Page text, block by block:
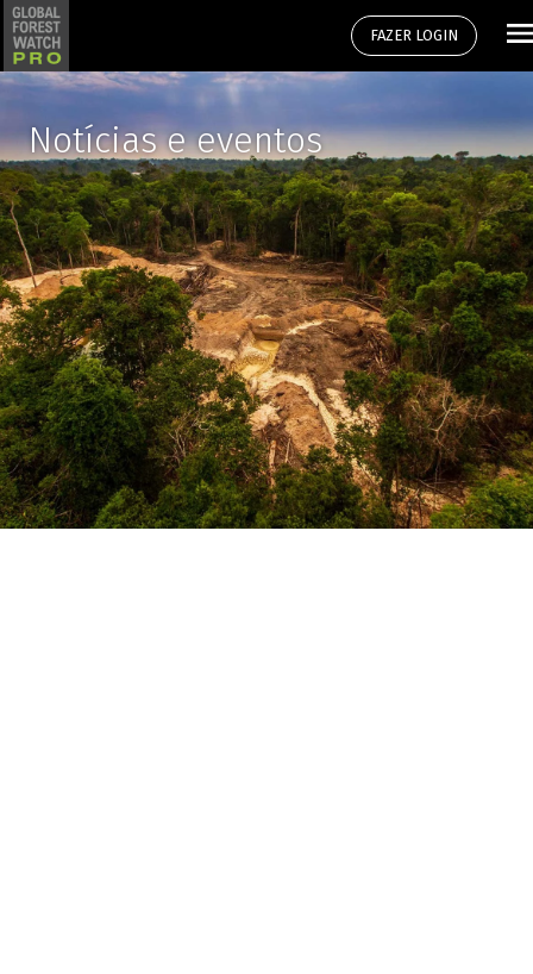
FAZER LOGIN
Notícias e eventos